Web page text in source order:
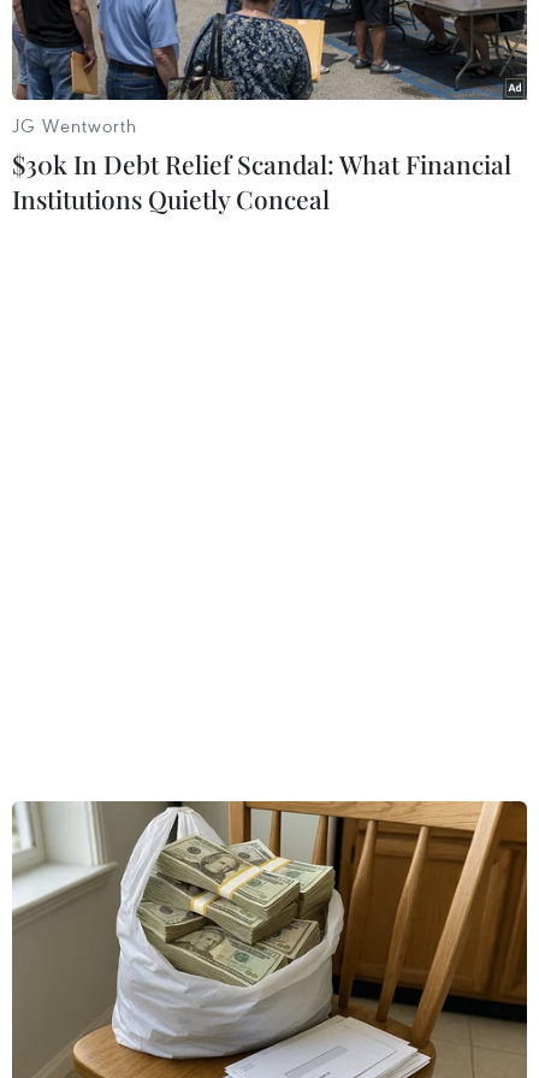
vào khai thác
Cầu Đuống ban đầu được người Pháp xây dựng và khánh
thành vào năm 1902. Trong chiến tranh, cầu bị bom đánh sập
và sau đó được xây dựng lại tại vị trí cũ, thông xe vào năm
1981. (Ảnh: Hoài Nam/Vietnam+)
JG Wentworth
$30k In Debt Relief Scandal: What Financial
Institutions Quietly Conceal